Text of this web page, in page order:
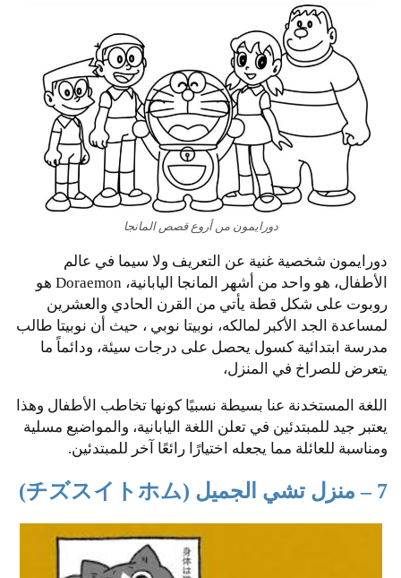
دورايمون من أروع قصص المانجا
دورايمون شخصية غنية عن التعريف ولا سيما في عالم
الأطفال، هو واحد من أشهر المانجا اليابانية، Doraemon هو
روبوت على شكل قطة يأتي من القرن الحادي والعشرين
لمساعدة الجد الأكبر لمالكه، نوبيتا نوبي ، حيث أن نوبيتا طالب
مدرسة ابتدائية كسول يحصل على درجات سيئة، ودائماً ما
يتعرض للصراخ في المنزل،
اللغة المستخدنة عنا بسيطة نسبيًا كونها تخاطب الأطفال وهذا
يعتبر جيد للمبتدئين في تعلن اللغة اليابانية، والمواضيع مسلية
ومناسبة للعائلة مما يجعله اختيارًا رائعًا آخر للمبتدئين.
7 – منزل تشي الجميل (チズスイトホム)